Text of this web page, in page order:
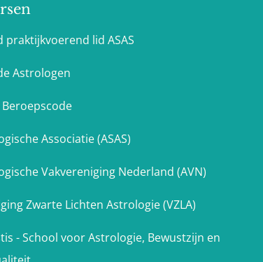
praktijkvoerend lid ASAS
Astrologen
Beroepscode
Associatie (ASAS)
Vakvereniging Nederland (AVN)
Zwarte Lichten Astrologie (VZLA)
- School voor Astrologie, Bewustzijn en